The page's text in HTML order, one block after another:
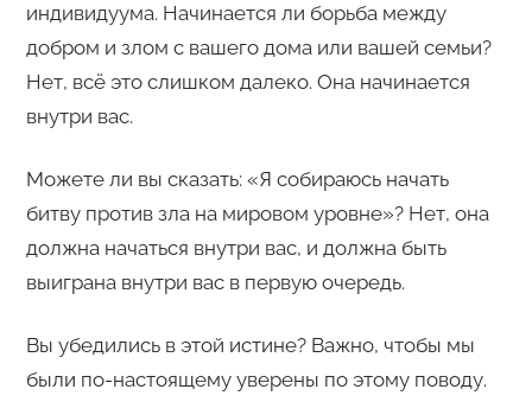
индивидуума. Начинается ли борьба между
добром и злом с вашего дома или вашей семьи?
Нет, всё это слишком далеко. Она начинается
внутри вас.
Можете ли вы сказать: «Я собираюсь начать
битву против зла на мировом уровне»? Нет, она
должна начаться внутри вас, и должна быть
выиграна внутри вас в первую очередь.
Вы убедились в этой истине? Важно, чтобы мы
были по-настоящему уверены по этому поводу.